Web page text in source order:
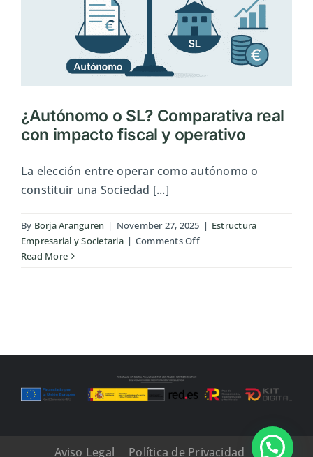
¿Autónomo o SL? Comparativa real
con impacto fiscal y operativo
La elección entre operar como autónomo o
constituir una Sociedad [...]
By Borja Aranguren | November 27, 2025 | Estructura
Empresarial y Societaria | Comments Offon
operativo
Read More
Aviso Legal Política de Privacidad